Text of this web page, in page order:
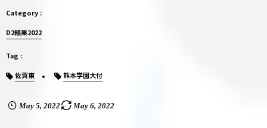
D2結果2022
佐賀東 熊本学園大付
May 5, 2022 May 6, 2022